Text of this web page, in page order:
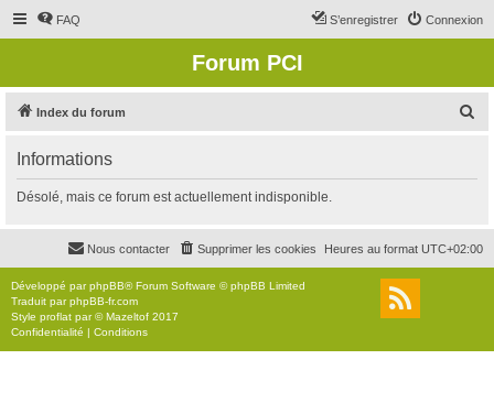
FAQ Connexion
S’enregistrer
Forum PCI
Index du forum
r
c
r
Informations
Désolé, mais ce forum est actuellement indisponible.
Heures au format UTC+02:00
Supprimer les cookies
Nous contacter
Développé parphpBB® Forum Software © phpBB Limited
Traduit parphpBB-fr.com
Style proflat par ©Mazeltof 2017
Confidentialité | Conditions